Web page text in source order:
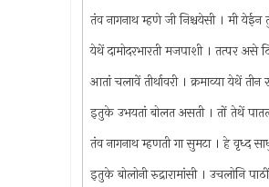
तंव नागनाथ म्हणे जी निश्चयेसी । मी
येथें दामोदरभारती मजपाशी । तत्पर असे
आतां चलावें तीर्थावरी । क्रमाव्या येथें तीन
इतुके उभयतां बोलत असती । तों तेथें
तंव नागनाथ म्हणती गा सुमटा । हे वृध्द
इतुके बोलोनी रुद्रारामांसी । उचलोनि